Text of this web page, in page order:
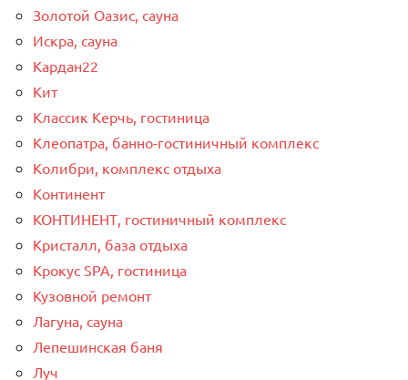
Золотой Оазис, сауна
Искра, сауна
Кардан22
Кит
Классик Керчь, гостиница
Клеопатра, банно-гостиничный комплекс
Колибри, комплекс отдыха
Континент
КОНТИНЕНТ, гостиничный комплекс
Кристалл, база отдыха
Крокус SPA, гостиница
Кузовной ремонт
Лагуна, сауна
Лепешинская баня
Луч